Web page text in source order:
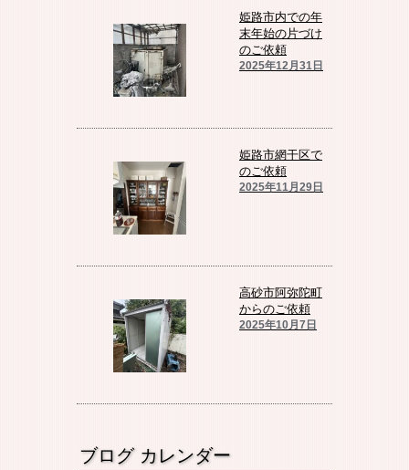
姫路市内での年
末年始の片づけ
のご依頼
2025年12月31日
姫路市網干区で
のご依頼
2025年11月29日
高砂市阿弥陀町
からのご依頼
2025年10月7日
ブログ カレンダー